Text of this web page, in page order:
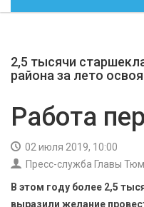
ОБЩЕСТВО
БЕЗОПАСНОСТЬ
2,5 тысячи
района за лето
Работа
02 июля 2019, 10:00
Пресс-служба Главы
В этом году более 2,5
выразили желание